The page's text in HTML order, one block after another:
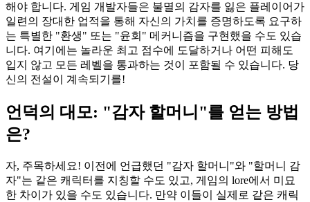
해야 합니다. 게임 개발자들은 불멸의 감자를 잃은 플레이어가
일련의 장대한 업적을 통해 자신의 가치를 증명하도록 요구하
는 특별한 "환생" 또는 "윤회" 메커니즘을 구현했을 수도 있습
니다. 여기에는 놀라운 최고 점수에 도달하거나 어떤 피해도
입지 않고 모든 레벨을 통과하는 것이 포함될 수 있습니다. 당
신의 전설이 계속되기를!
언덕의 대모: "감자 할머니"를 얻는 방법
은?
자, 주목하세요! 이전에 언급했던 "감자 할머니"와 "할머니 감
자"는 같은 캐릭터를 지칭할 수도 있고, 게임의 lore에서 미묘
한 차이가 있을 수도 있습니다. 만약 이들이 실제로 같은 캐릭